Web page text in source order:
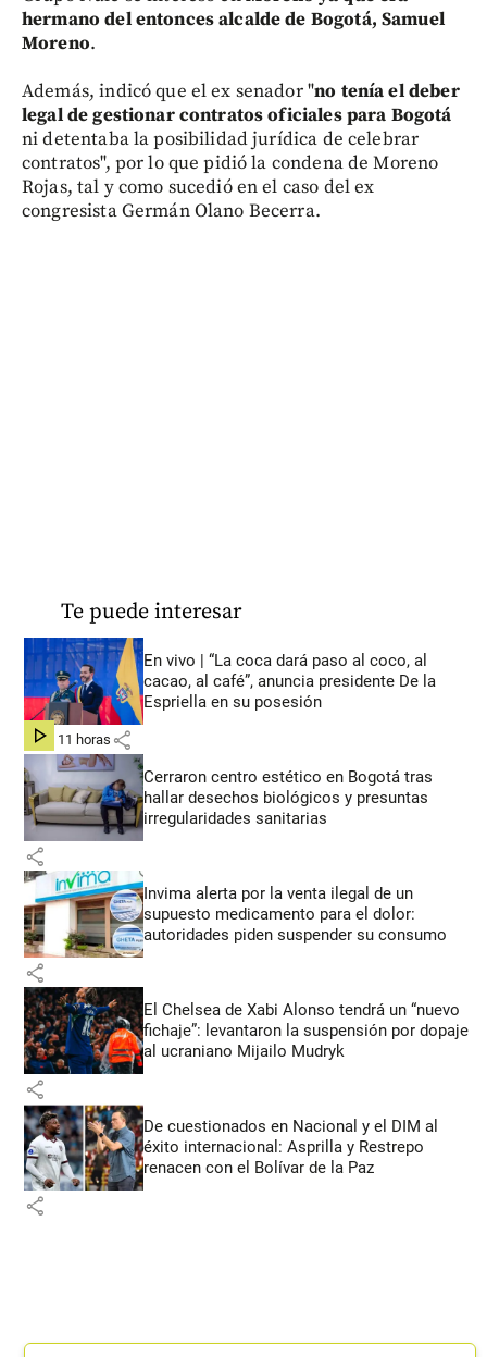
hermano del entonces alcalde de Bogotá, Samuel
Moreno.
Además, indicó que el ex senador "no tenía el deber
legal de gestionar contratos oficiales para Bogotá
ni detentaba la posibilidad jurídica de celebrar
contratos", por lo que pidió la condena de Moreno
Rojas, tal y como sucedió en el caso del ex
congresista Germán Olano Becerra.
Te puede interesar
En vivo | “La coca dará paso al coco, al
cacao, al café”, anuncia presidente De la
Espriella en su posesión
hace 11 horas share
Cerraron centro estético en Bogotá tras
hallar desechos biológicos y presuntas
irregularidades sanitarias
share
Invima alerta por la venta ilegal de un
supuesto medicamento para el dolor:
autoridades piden suspender su consumo
share
El Chelsea de Xabi Alonso tendrá un “nuevo
fichaje”: levantaron la suspensión por dopaje
al ucraniano Mijailo Mudryk
share
De cuestionados en Nacional y el DIM al
éxito internacional: Asprilla y Restrepo
renacen con el Bolívar de la Paz
share